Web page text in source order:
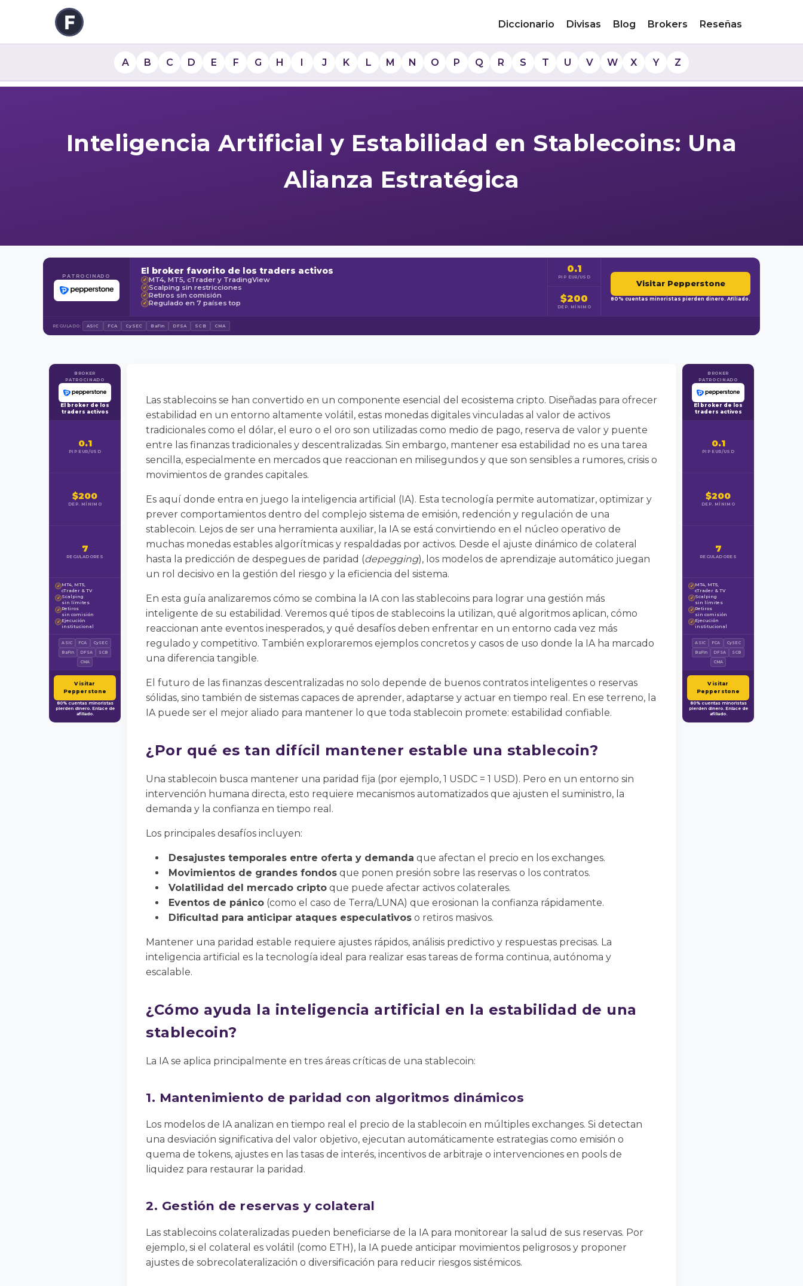
Diccionario Divisas Blog Brokers Reseñas
A B C D E F G H I J K L M N O P Q R S T U V W X Y Z
Inteligencia Artificial y Estabilidad en Stablecoins: Una
Alianza Estratégica
PATROCINADO El broker favorito de los traders activos
✓ MT4, MT5, cTrader y TradingView
✓ Scalping sin restricciones
✓ Retiros sin comisión
✓ Regulado en 7 países top
0.1
PIP EUR/USD
$200
DEP. MÍNIMO
Visitar Pepperstone
80% cuentas minoristas pierden dinero. Afiliado.
REGULADO: ASIC FCA CySEC BaFin DFSA SCB CMA
BROKER
PATROCINADO
El broker de los
traders activos
0.1
PIP EUR/USD
$200
DEP. MÍNIMO
7
REGULADORES
✓ MT4, MT5,
cTrader & TV
✓ Scalping
sin límites
✓ Retiros
sin comisión
✓ Ejecución
institucional
ASIC FCA
CySEC
BaFin
DFSA
SCB
CMA
Visitar
Pepperstone
80% cuentas minoristas
pierden dinero. Enlace de
afiliado.
Las stablecoins se han convertido en un componente esencial del ecosistema cripto. Diseñadas para ofrecer
estabilidad en un entorno altamente volátil, estas monedas digitales vinculadas al valor de activos
tradicionales como el dólar, el euro o el oro son utilizadas como medio de pago, reserva de valor y puente
entre las finanzas tradicionales y descentralizadas. Sin embargo, mantener esa estabilidad no es una tarea
sencilla, especialmente en mercados que reaccionan en milisegundos y que son sensibles a rumores, crisis o
movimientos de grandes capitales.
Es aquí donde entra en juego la inteligencia artificial (IA). Esta tecnología permite automatizar, optimizar y
prever comportamientos dentro del complejo sistema de emisión, redención y regulación de una
stablecoin. Lejos de ser una herramienta auxiliar, la IA se está convirtiendo en el núcleo operativo de
muchas monedas estables algorítmicas y respaldadas por activos. Desde el ajuste dinámico de colateral
hasta la predicción de despegues de paridad (depegging), los modelos de aprendizaje automático juegan
un rol decisivo en la gestión del riesgo y la eficiencia del sistema.
En esta guía analizaremos cómo se combina la IA con las stablecoins para lograr una gestión más
inteligente de su estabilidad. Veremos qué tipos de stablecoins la utilizan, qué algoritmos aplican, cómo
reaccionan ante eventos inesperados, y qué desafíos deben enfrentar en un entorno cada vez más
regulado y competitivo. También exploraremos ejemplos concretos y casos de uso donde la IA ha marcado
una diferencia tangible.
El futuro de las finanzas descentralizadas no solo depende de buenos contratos inteligentes o reservas
sólidas, sino también de sistemas capaces de aprender, adaptarse y actuar en tiempo real. En ese terreno, la
IA puede ser el mejor aliado para mantener lo que toda stablecoin promete: estabilidad confiable.
¿Por qué es tan difícil mantener estable una stablecoin?
Una stablecoin busca mantener una paridad fija (por ejemplo, 1 USDC = 1 USD). Pero en un entorno sin
intervención humana directa, esto requiere mecanismos automatizados que ajusten el suministro, la
demanda y la confianza en tiempo real.
Los principales desafíos incluyen:
Desajustes temporales entre oferta y demanda que afectan el precio en los exchanges.
Movimientos de grandes fondos que ponen presión sobre las reservas o los contratos.
Volatilidad del mercado cripto que puede afectar activos colaterales.
Eventos de pánico (como el caso de Terra/LUNA) que erosionan la confianza rápidamente.
Dificultad para anticipar ataques especulativos o retiros masivos.
Mantener una paridad estable requiere ajustes rápidos, análisis predictivo y respuestas precisas. La
inteligencia artificial es la tecnología ideal para realizar esas tareas de forma continua, autónoma y
escalable.
¿Cómo ayuda la inteligencia artificial en la estabilidad de una
stablecoin?
La IA se aplica principalmente en tres áreas críticas de una stablecoin:
1. Mantenimiento de paridad con algoritmos dinámicos
Los modelos de IA analizan en tiempo real el precio de la stablecoin en múltiples exchanges. Si detectan
una desviación significativa del valor objetivo, ejecutan automáticamente estrategias como emisión o
quema de tokens, ajustes en las tasas de interés, incentivos de arbitraje o intervenciones en pools de
liquidez para restaurar la paridad.
2. Gestión de reservas y colateral
Las stablecoins colateralizadas pueden beneficiarse de la IA para monitorear la salud de sus reservas. Por
ejemplo, si el colateral es volátil (como ETH), la IA puede anticipar movimientos peligrosos y proponer
ajustes de sobrecolateralización o diversificación para reducir riesgos sistémicos.
BROKER
PATROCINADO
El broker de los
traders activos
0.1
PIP EUR/USD
$200
DEP. MÍNIMO
7
REGULADORES
✓ MT4, MT5,
cTrader & TV
✓ Scalping
sin límites
✓ Retiros
sin comisión
✓ Ejecución
institucional
ASIC FCA
CySEC
BaFin
DFSA
SCB
CMA
Visitar
Pepperstone
80% cuentas minoristas
pierden dinero. Enlace de
afiliado.